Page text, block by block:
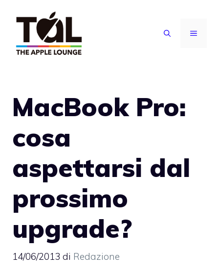
contenuto
MENU
MacBook Pro:
cosa
aspettarsi dal
prossimo
upgrade?
14/06/2013 di Redazione